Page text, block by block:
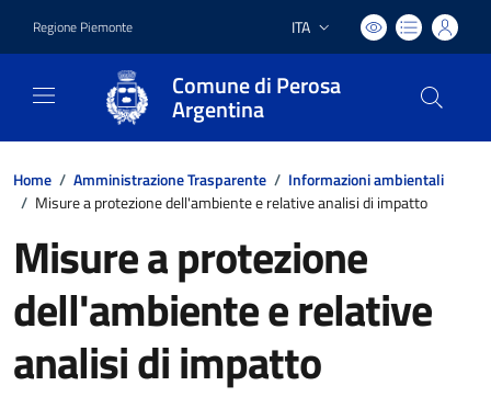
Regione Piemonte Lingua attiva:
ITA
Comune di Perosa
Argentina
Home / Amministrazione Trasparente / Informazioni ambientali
/ Misure a protezione dell'ambiente e relative analisi di impatto
Misure a protezione
dell'ambiente e relative
analisi di impatto